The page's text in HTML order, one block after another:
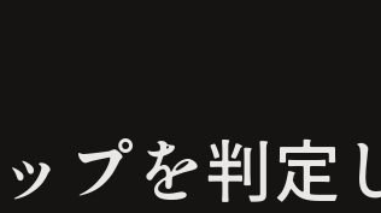
プを判定